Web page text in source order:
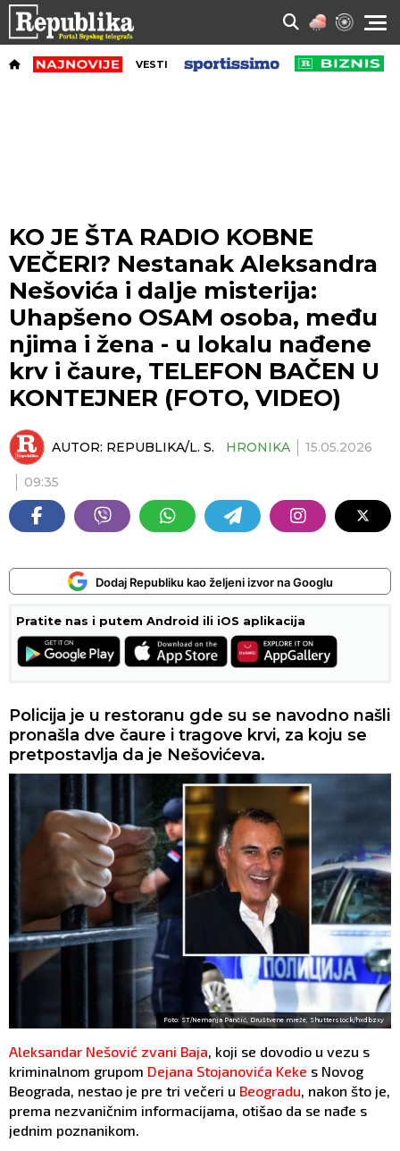
VESTI
KO JE ŠTA RADIO KOBNE
VEČERI? Nestanak Aleksandra
Nešovića i dalje misterija:
Uhapšeno OSAM osoba, među
njima i žena - u lokalu nađene
krv i čaure, TELEFON BAČEN U
KONTEJNER (FOTO, VIDEO)
AUTOR: REPUBLIKA/L. S. HRONIKA 15.05.2026
09:35
Dodaj Republiku kao željeni izvor na Googlu
Pratite nas i putem Android ili iOS aplikacija
Policija je u restoranu gde su se navodno našli
pronašla dve čaure i tragove krvi, za koju se
pretpostavlja da je Nešovićeva.
Foto: ST/Nemanja Pančić, Društvene mreže, Shutterstock/hxdbzxy
Aleksandar Nešović zvani Baja, koji se dovodio u vezu s
kriminalnom grupom Dejana Stojanovića Keke s Novog
Beograda, nestao je pre tri večeri u Beogradu, nakon što je,
prema nezvaničnim informacijama, otišao da se nađe s
jednim poznanikom.